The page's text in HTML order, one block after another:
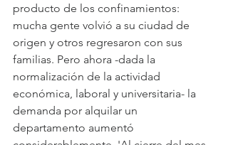
producto de los confinamientos:
mucha gente volvió a su ciudad de
origen y otros regresaron con sus
familias. Pero ahora -dada la
normalización de la actividad
económica, laboral y universitaria- la
demanda por alquilar un
departamento aumentó